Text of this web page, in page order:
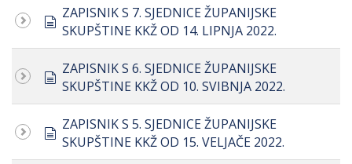
document
ZAPISNIK S 7. SJEDNICE ŽUPANIJSKE
SKUPŠTINE KKŽ OD 14. LIPNJA 2022.
document
ZAPISNIK S 6. SJEDNICE ŽUPANIJSKE
SKUPŠTINE KKŽ OD 10. SVIBNJA 2022.
document
ZAPISNIK S 5. SJEDNICE ŽUPANIJSKE
SKUPŠTINE KKŽ OD 15. VELJAČE 2022.